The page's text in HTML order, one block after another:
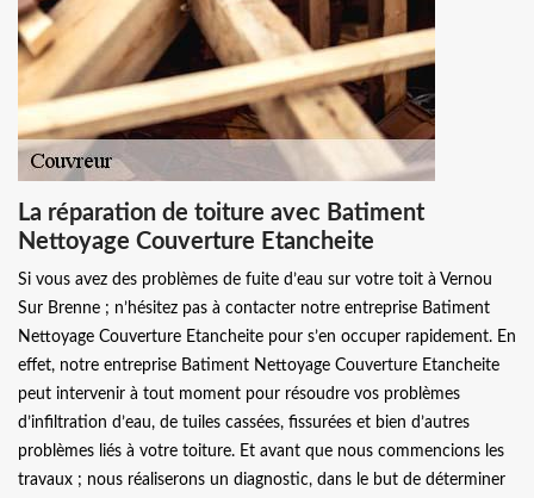
La réparation de toiture avec Batiment
Nettoyage Couverture Etancheite
Si vous avez des problèmes de fuite d’eau sur votre toit à Vernou
Sur Brenne ; n’hésitez pas à contacter notre entreprise Batiment
Nettoyage Couverture Etancheite pour s’en occuper rapidement. En
effet, notre entreprise Batiment Nettoyage Couverture Etancheite
peut intervenir à tout moment pour résoudre vos problèmes
d’infiltration d’eau, de tuiles cassées, fissurées et bien d’autres
problèmes liés à votre toiture. Et avant que nous commencions les
travaux ; nous réaliserons un diagnostic, dans le but de déterminer